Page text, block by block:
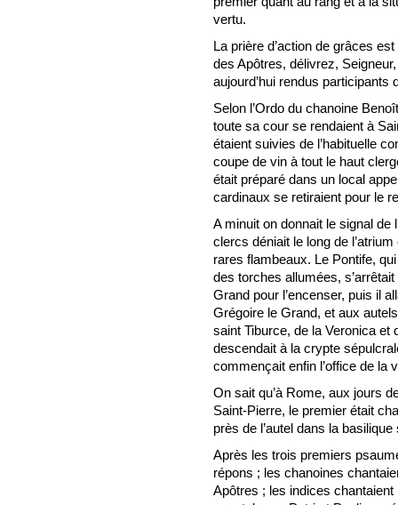
vertu.
La prière d’action de grâces
des Apôtres, délivrez,
aujourd’hui rendus participants
Selon l’Ordo du chanoine
toute sa cour se rendaient à
étaient suivies de l’habituelle
coupe de vin à tout le haut
était préparé dans un local
cardinaux se retiraient pour le
A minuit on donnait le signal de
clercs déniait le long de
rares flambeaux. Le Pontife,
des torches allumées,
Grand pour l’encenser, puis il
Grégoire le Grand, et aux
saint Tiburce, de la Veronica et
descendait à la crypte
commençait enfin l’office de la
On sait qu’à Rome, aux jours
Saint-Pierre, le premier était
près de l’autel dans la
Après les trois premiers
répons ; les chanoines
Apôtres ; les indices